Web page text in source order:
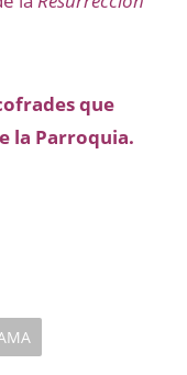
que
la Parroquia.